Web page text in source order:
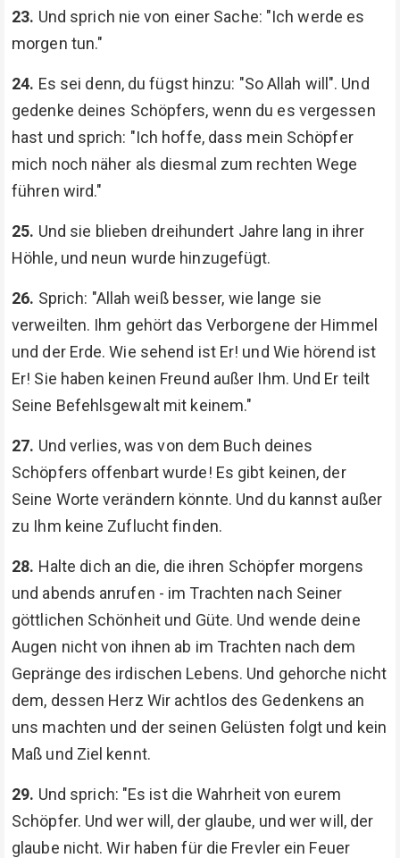
23. Und sprich nie von einer Sache: "Ich werde es
morgen tun."
24. Es sei denn, du fügst hinzu: "So Allah will". Und
gedenke deines Schöpfers, wenn du es vergessen
hast und sprich: "Ich hoffe, dass mein Schöpfer
mich noch näher als diesmal zum rechten Wege
führen wird."
25. Und sie blieben dreihundert Jahre lang in ihrer
Höhle, und neun wurde hinzugefügt.
26. Sprich: "Allah weiß besser, wie lange sie
verweilten. Ihm gehört das Verborgene der Himmel
und der Erde. Wie sehend ist Er! und Wie hörend ist
Er! Sie haben keinen Freund außer Ihm. Und Er teilt
Seine Befehlsgewalt mit keinem."
27. Und verlies, was von dem Buch deines
Schöpfers offenbart wurde! Es gibt keinen, der
Seine Worte verändern könnte. Und du kannst außer
zu Ihm keine Zuflucht finden.
28. Halte dich an die, die ihren Schöpfer morgens
und abends anrufen - im Trachten nach Seiner
göttlichen Schönheit und Güte. Und wende deine
Augen nicht von ihnen ab im Trachten nach dem
Gepränge des irdischen Lebens. Und gehorche nicht
dem, dessen Herz Wir achtlos des Gedenkens an
uns machten und der seinen Gelüsten folgt und kein
Maß und Ziel kennt.
29. Und sprich: "Es ist die Wahrheit von eurem
Schöpfer. Und wer will, der glaube, und wer will, der
glaube nicht. Wir haben für die Frevler ein Feuer